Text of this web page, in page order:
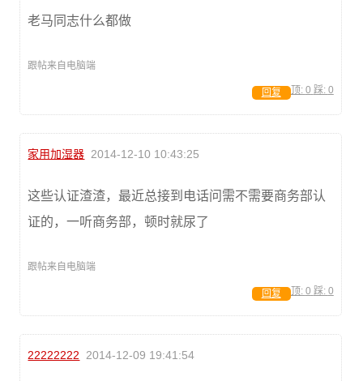
老马同志什么都做
跟帖来自电脑端
顶: 0 踩: 0
回复
家用加湿器 2014-12-10 10:43:25
这些认证渣渣，最近总接到电话问需不需要商务部认
证的，一听商务部，顿时就尿了
跟帖来自电脑端
顶: 0 踩: 0
回复
22222222 2014-12-09 19:41:54